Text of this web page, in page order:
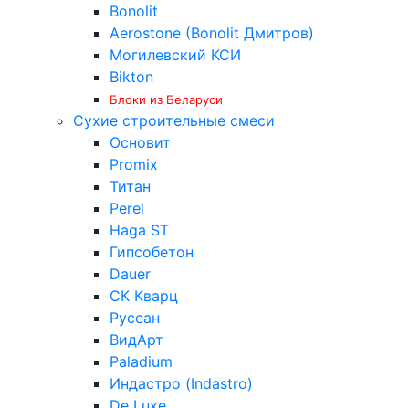
Bonolit
Aerostone (Bonolit Дмитров)
Могилевский КСИ
Bikton
Блоки из Беларуси
Сухие строительные смеси
Основит
Promix
Титан
Perel
Haga ST
Гипсобетон
Dauer
СК Кварц
Русеан
ВидАрт
Paladium
Индастро (Indastro)